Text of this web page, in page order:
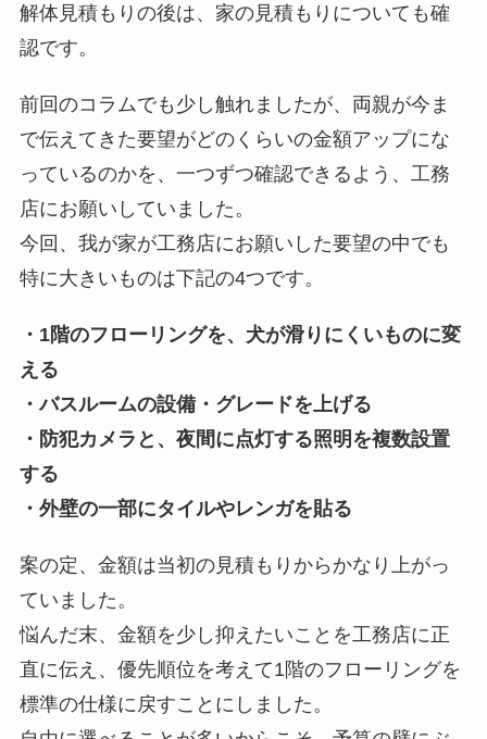
解体見積もりの後は、家の見積もりについても確
認です。
前回のコラムでも少し触れましたが、両親が今ま
で伝えてきた要望がどのくらいの金額アップにな
っているのかを、一つずつ確認できるよう、工務
店にお願いしていました。
今回、我が家が工務店にお願いした要望の中でも
特に大きいものは下記の4つです。
・1階のフローリングを、犬が滑りにくいものに変
える
・バスルームの設備・グレードを上げる
・防犯カメラと、夜間に点灯する照明を複数設置
する
・外壁の一部にタイルやレンガを貼る
案の定、金額は当初の見積もりからかなり上がっ
ていました。
悩んだ末、金額を少し抑えたいことを工務店に正
直に伝え、優先順位を考えて1階のフローリングを
標準の仕様に戻すことにしました。